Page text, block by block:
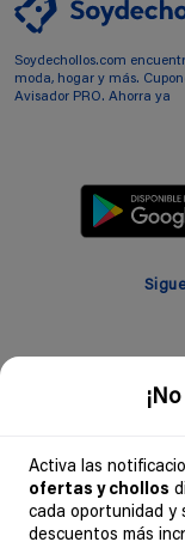
Activa las
ofertas y chollos
cada oportunidad y
descuentos más
Soydechollos.com
moda, hogar y más.
Avisador PRO. Ahorra ya